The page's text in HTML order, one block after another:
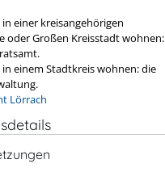
in einer kreisangehörigen
oder Großen Kreisstadt wohnen:
in einem Stadtkreis wohnen: die
Lörrach